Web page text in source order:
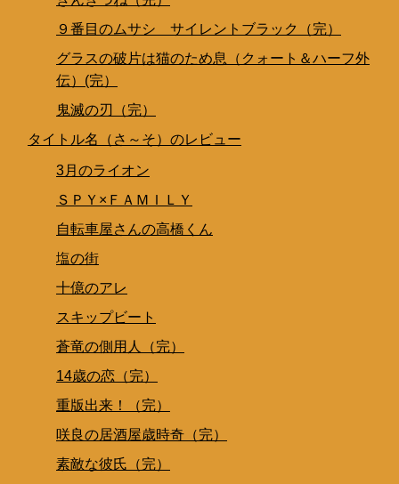
９番目のムサシ サイレントブラック（完）
グラスの破片は猫のため息（クォート＆ハーフ外
伝）(完）
鬼滅の刃（完）
タイトル名（さ～そ）のレビュー
3月のライオン
ＳＰＹ×ＦＡＭＩＬＹ
自転車屋さんの高橋くん
塩の街
十億のアレ
スキップビート
蒼竜の側用人（完）
14歳の恋（完）
重版出来！（完）
咲良の居酒屋歳時奇（完）
素敵な彼氏（完）